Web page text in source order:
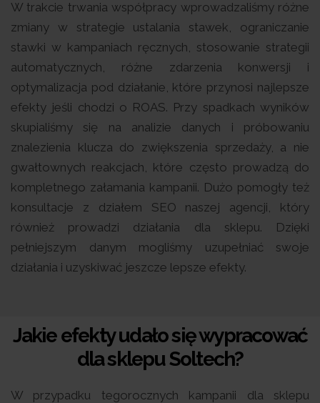
W trakcie trwania współpracy wprowadzaliśmy różne
zmiany w strategie ustalania stawek, ograniczanie
stawki w kampaniach ręcznych, stosowanie strategii
automatycznych, różne zdarzenia konwersji i
optymalizacja pod działanie, które przynosi najlepsze
efekty jeśli chodzi o ROAS. Przy spadkach wyników
skupialiśmy się na analizie danych i próbowaniu
znalezienia klucza do zwiększenia sprzedaży, a nie
gwałtownych reakcjach, które często prowadzą do
kompletnego załamania kampanii. Dużo pomogły też
konsultacje z działem SEO naszej agencji, który
również prowadzi działania dla sklepu. Dzięki
pełniejszym danym mogliśmy uzupełniać swoje
działania i uzyskiwać jeszcze lepsze efekty.
Jakie efekty udało się wypracować
dla sklepu Soltech?
W przypadku tegorocznych kampanii dla sklepu